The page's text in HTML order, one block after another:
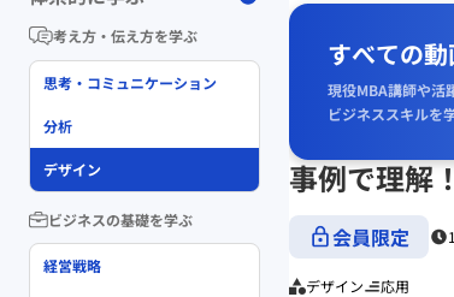
すべての
現役MBA講師や活
ビジネススキルを
事例で理解
会員限定
デザイン 応用
考え方・伝え方を学ぶ
思考・コミュニケーション
分析
デザイン
ビジネスの基礎を学ぶ
経営戦略